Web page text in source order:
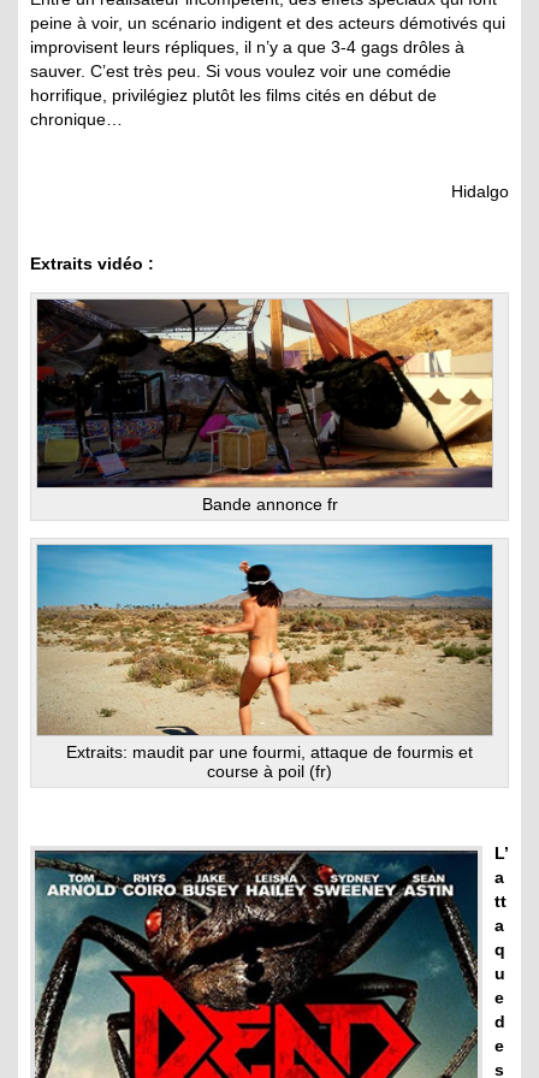
peine à voir, un scénario indigent et des acteurs démotivés qui
improvisent leurs répliques, il n’y a que 3-4 gags drôles à
sauver. C’est très peu. Si vous voulez voir une comédie
horrifique, privilégiez plutôt les films cités en début de
chronique…
Hidalgo
Extraits vidéo :
Bande annonce fr
Extraits: maudit par une fourmi, attaque de fourmis et
course à poil (fr)
L’
a
tt
a
q
u
e
d
e
s